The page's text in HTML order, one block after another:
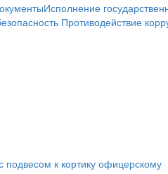
Исполнение
Противодействие
подвесом к кортику офицерскому